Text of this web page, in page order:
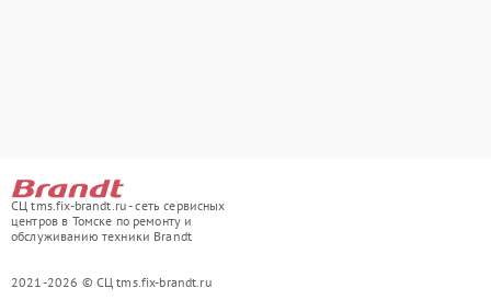
СЦ tms.fix-brandt.ru - сеть сервисных
центров в Томске по ремонту и
обслуживанию техники Brandt
2021-2026 © СЦ tms.fix-brandt.ru